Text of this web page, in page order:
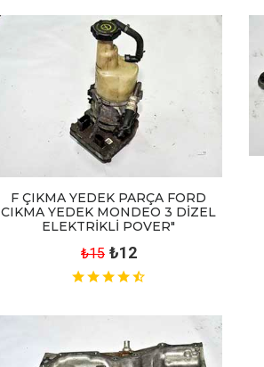
F ÇIKMA YEDEK PARÇA FORD
CIKMA YEDEK MONDEO 3 DİZEL
ELEKTRİKLİ POVER"
₺15 ₺12